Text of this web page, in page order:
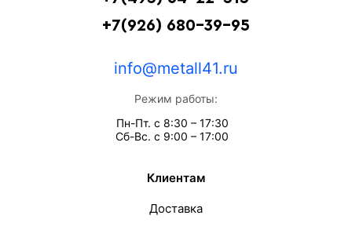
+7(926) 680-39-95
info@metall41.ru
Режим работы:
Пн-Пт. с 8:30 – 17:30
Сб-Вс. с 9:00 – 17:00
Клиентам
Доставка